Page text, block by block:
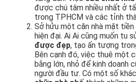
được chú tâm nhiều nhất ở
trong TPHCM và các tỉnh
Sở hửu một căn nhà mặt
hiện đại. Ai Ai cũng muốn tu
được đẹp, tạo ấn tượng
Bên cạnh đó, việc thuê một
bằng lớn, nhỏ để kinh doanh
người đầu tư. Có một số